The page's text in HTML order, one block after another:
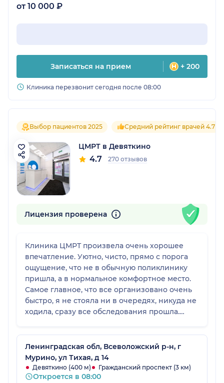
от 10 000 ₽
Записаться на прием + 200
Клиника перезвонит сегодня после 08:00
Выбор пациентов 2025 Средний рейтинг врачей 4.7
ЦМРТ в Девяткино
4.7 270 отзывов
Лицензия проверена
Клиника ЦМРТ произвела очень хорошее
впечатление. Уютно, чисто, прямо с порога
ощущение, что не в обычную поликлинику
пришла, а в нормальное комфортное место.
Самое главное, что все организовано очень
быстро, я не стояла ни в очередях, никуда не
ходила, сразу все обследования прошла.
человек, очень внимательный,
интеллигентный, сразу подсказывает, куда
идти, где свободное время, помогает
сориентироваться, чувствуется, что
заинтересован помочь. В целом все на
Ленинградская обл, Всеволожский р-н, г
Мурино, ул Тихая, д 14
Девяткино (400 м) Гражданский проспект (3 км)
Откроется в 08:00